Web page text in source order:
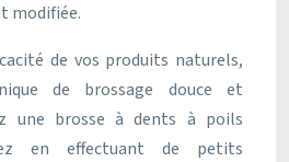
modifiée.
de vos produits naturels,
de brossage douce et
une brosse à dents à poils
en effectuant de petits